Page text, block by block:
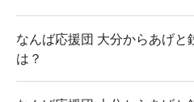
なんば応援団 大分からあげと
は？